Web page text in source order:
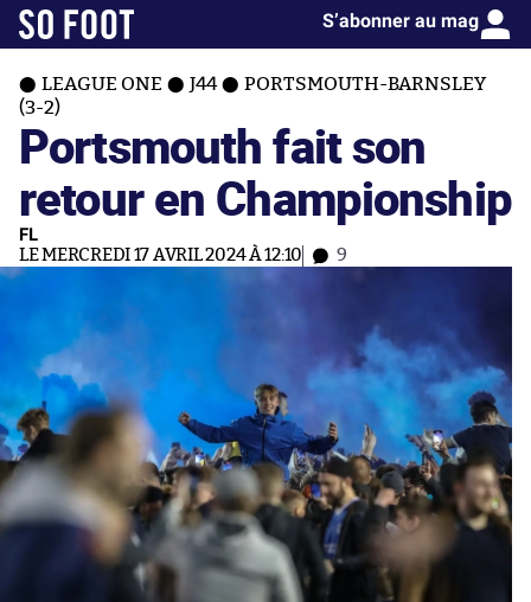
S’abonner au mag
LEAGUE ONE J44
PORTSMOUTH-BARNSLEY
(3-2)
Portsmouth fait son
retour en Championship
FL
LE MERCREDI 17 AVRIL 2024 À 12:10 9